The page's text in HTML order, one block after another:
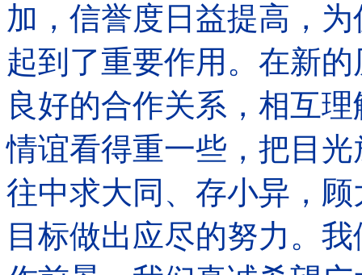
加，信誉度日益提高，
起到了重要作用。在新
良好的合作关系，相互
情谊看得重一些，把目
往中求大同、存小异，
目标做出应尽的努力。